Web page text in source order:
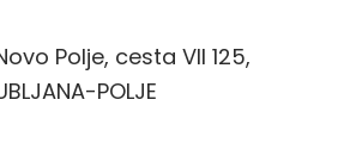
Polje, cesta VII 125,
POLJE